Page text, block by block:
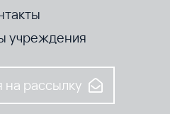
учреждения
на рассылку